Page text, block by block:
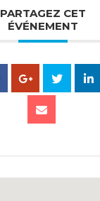
PARTAGEZ CET
ÉVÉNEMENT